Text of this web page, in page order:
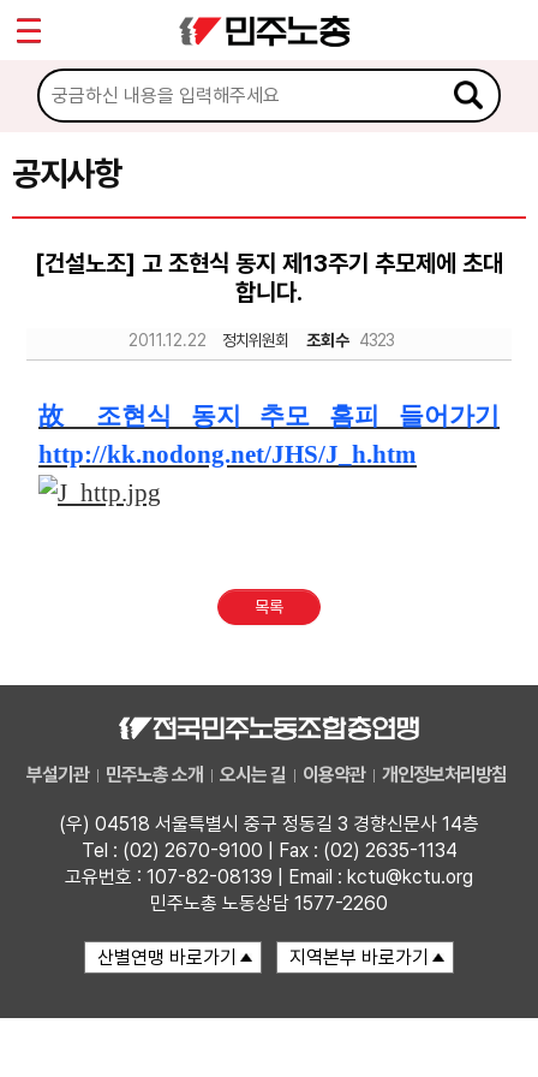
공지사항
[건설노조] 고 조현식 동지 제13주기 추모제에 초대
합니다.
2011.12.22 정치위원회 조회수 4323
故 조현식 동지 추모 홈피 들어가기
http://kk.nodong.net/JHS/J_h.htm
목록
부설기관 민주노총 소개 오시는 길 이용약관 개인정보처리방침
(우) 04518 서울특별시 중구 정동길 3 경향신문사 14층
Tel : (02) 2670-9100 | Fax : (02) 2635-1134
고유번호 : 107-82-08139 | Email : kctu@kctu.org
민주노총 노동상담 1577-2260
마이페이지
소개
소식
공지사항
성명·보도
자료
Sketchbook5, 스케치북5
Sketchbook5, 스케치북5